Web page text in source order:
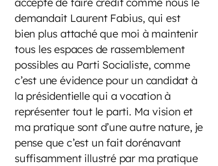
demandait Laurent Fabius, qui est
bien plus attaché que moi à maintenir
tous les espaces de rassemblement
possibles au Parti Socialiste, comme
c’est une évidence pour un candidat à
la présidentielle qui a vocation à
représenter tout le parti. Ma vision et
ma pratique sont d’une autre nature, je
pense que c’est un fait dorénavant
suffisamment illustré par ma pratique